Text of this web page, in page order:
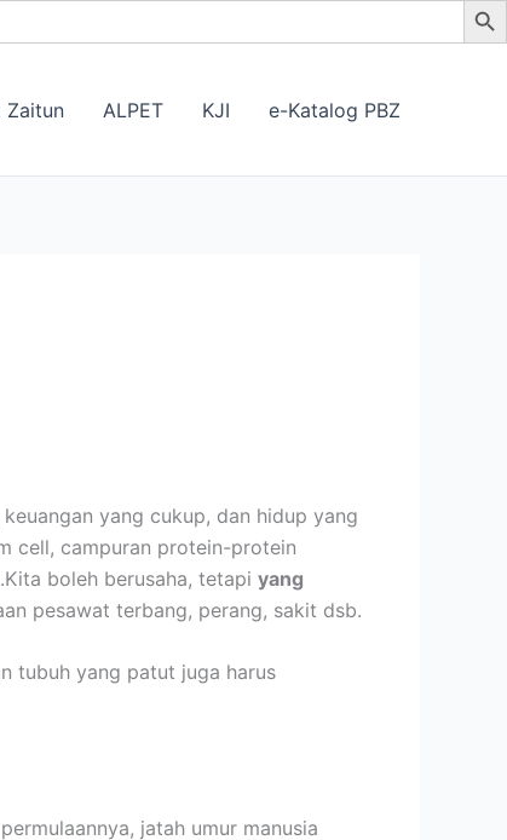
Zaitun ALPET KJI e-Katalog PBZ
yang cukup, dan hidup yang
cell, campuran protein-protein
boleh berusaha, tetapi yang
pesawat terbang, perang, sakit dsb.
tubuh yang patut juga harus
jatah umur manusia